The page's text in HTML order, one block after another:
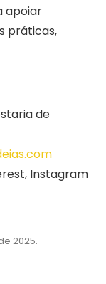
apoiar
práticas,
de
Instagram
2025.